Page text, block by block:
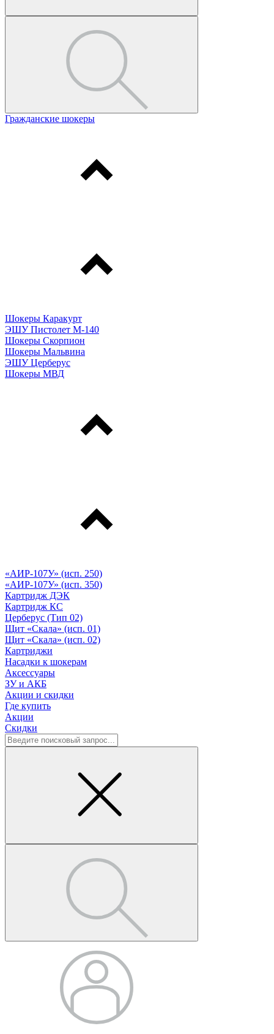
Гражданские шокеры
Шокеры Каракурт
ЭШУ Пистолет М-140
Шокеры Скорпион
Шокеры Мальвина
ЭШУ Церберус
Шокеры МВД
«АИР-107У» (исп. 250)
«АИР-107У» (исп. 350)
Картридж ДЭК
Картридж КС
Церберус (Тип 02)
Щит «Скала» (исп. 01)
Щит «Скала» (исп. 02)
Картриджи
Насадки к шокерам
Аксессуары
ЗУ и АКБ
Акции и скидки
Где купить
Акции
Скидки